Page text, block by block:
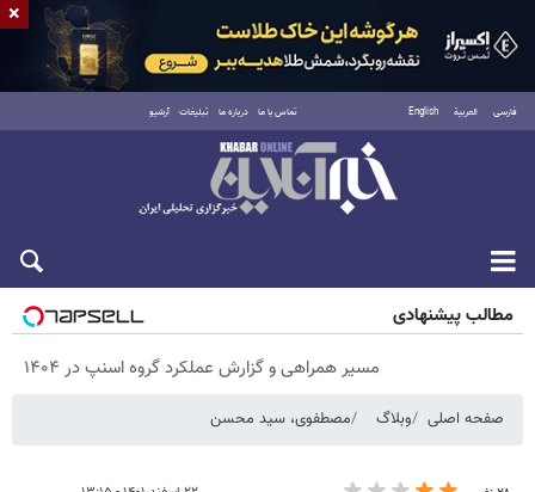
فارسی العربية English تماس با ما درباره ما تبلیغات آرشیو
پنجشنبه ۱۵ مرداد ۱۴۰۵
مطالب پیشنهادی
مسیر همراهی و گزارش عملکرد گروه اسنپ در ۱۴۰۴
صفحه اصلی وبلاگ مصطفوی، سید محسن
×